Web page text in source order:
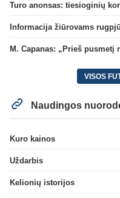
Turo anonsas: tiesioginių
Informacija žiūrovams
VISOS
Naudingos
Kuro kainos
Uždarbis
Kelionių istorijos